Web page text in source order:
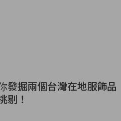
發掘兩個台灣在地服飾品
剔！